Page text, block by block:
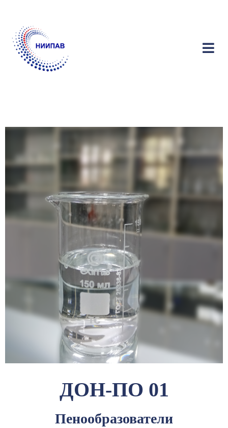
ДОН-ПО 01
Пенообразователи